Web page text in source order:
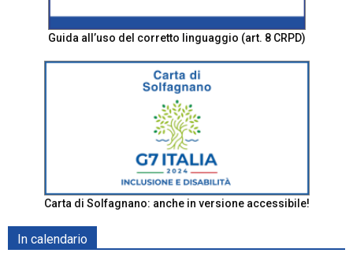
Guida all’uso del corretto linguaggio (art. 8 CRPD)
Carta di Solfagnano: anche in versione accessibile!
In calendario